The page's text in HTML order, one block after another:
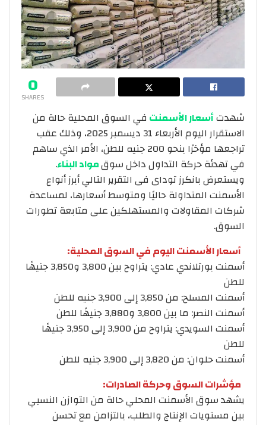
0
SHARES
شهدتأسعار الأسمنت في السوق المحلية حالة من
الاستقرار اليوم الأربعاء 31 ديسمبر 2025، وذلك عقب
تراجعها مؤخرًا بنحو 200 جنيه للطن، الأمر الذي ساهم
في تهدئة حركة التداول داخل سوقمواد البناء.
ويستعرض بانكرز توداى فى التقرير التالي أبرز أنواع
الأسمنت المتداولة حاليًا ومتوسط أسعارها، لمساعدة
شركات المقاولات والمستهلكين على متابعة تطورات
السوق.
أسعار الأسمنت اليوم في السوق المحلية:
أسمنت بورتلاندي عادي: يتراوح بين 3,800 و3,850 جنيهًا
للطن
أسمنت المسلح: من 3,850 إلى 3,900 جنيه للطن
أسمنت النصر: ما بين 3,800 و3,880 جنيهًا للطن
أسمنت السويدي: يتراوح من 3,900 إلى 3,950 جنيهًا
للطن
أسمنت حلوان: من 3,820 إلى 3,900 جنيه للطن
مؤشرات السوق وحركة الصادرات:
يشهد سوق الأسمنت المحلي حالة من التوازن النسبي
بين مستويات الإنتاج والطلب، بالتزامن مع تحسن